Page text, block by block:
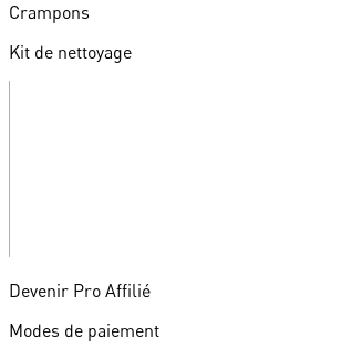
Crampons
Kit de nettoyage
Devenir Pro Affilié
Modes de paiement